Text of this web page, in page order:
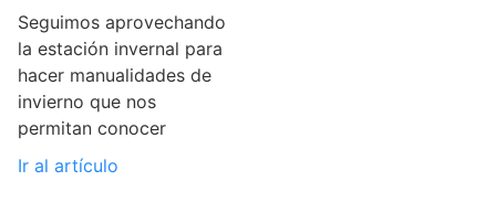
Seguimos aprovechando
la estación invernal para
hacer manualidades de
invierno que nos
permitan conocer
Ir al artículo